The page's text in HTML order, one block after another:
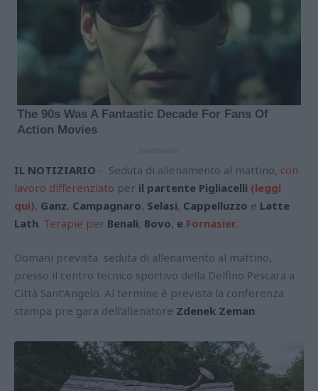
IL NOTIZIARIO - Seduta di allenamento al mattino, con
lavoro differenziato per il partente Pigliacelli (leggi
qui), Ganz, Campagnaro, Selasi, Cappelluzzo e Latte
Lath. Terapie per Benali, Bovo, e Fornasier.
Domani prevista seduta di allenamento al mattino,
presso il centro tecnico sportivo della Delfino Pescara a
Città Sant’Angelo. Al termine è prevista la conferenza
stampa pre gara dell’allenatore Zdenek Zeman.